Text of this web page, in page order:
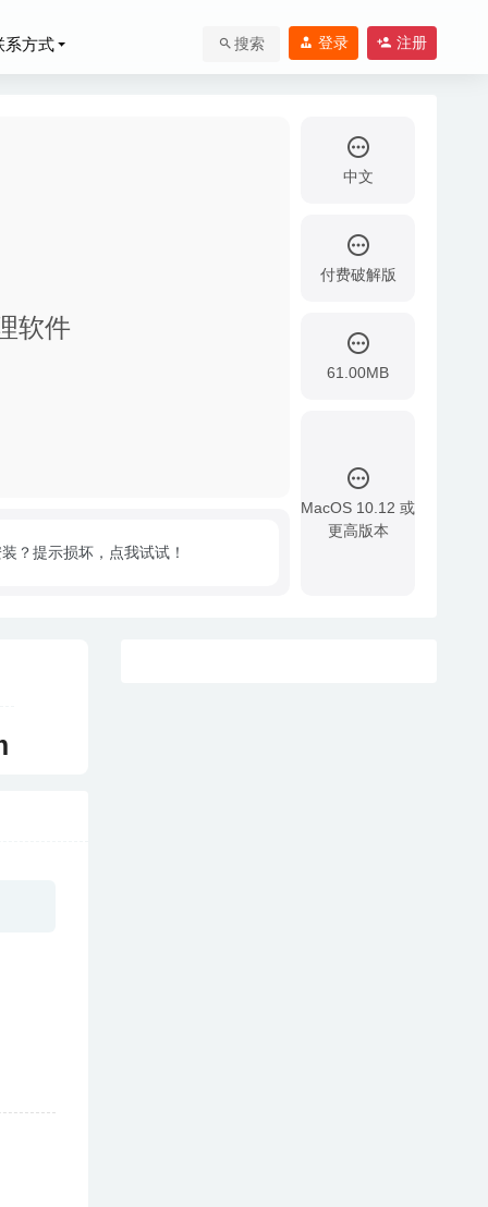
方式 搜索 登录 注册
软件
中文
付费破解版
61.00MB
MacOS 10.12 或
更高版本
？提示损坏，点我试试！